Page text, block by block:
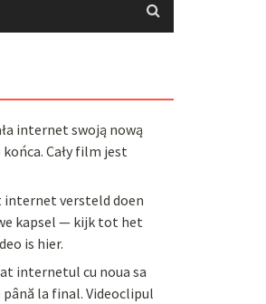
internet swoją nową
Cały film jest
internet versteld doen
kapsel — kijk tot het
is hier.
internetul cu noua sa
la final. Videoclipul